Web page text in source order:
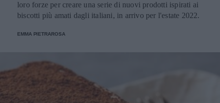
loro forze per creare una serie di nuovi prodotti ispirati ai
biscotti più amati dagli italiani, in arrivo per l'estate 2022.
EMMA PIETRAROSA